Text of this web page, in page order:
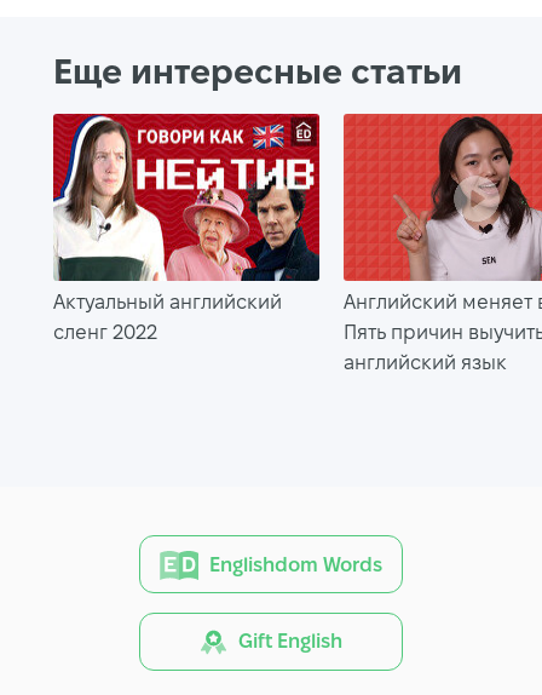
Еще интересные статьи
Актуальный английский
сленг 2022
Английский меняет
Пять причин
английский язык
Englishdom Words
Gift English